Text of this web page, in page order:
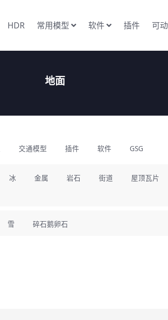
HDR 常用模型 软件 插件 可
地面
交通模型 插件 软件 GSG
冰 金属 岩石 街道
屋顶瓦片
雪 碎石鹅卵石